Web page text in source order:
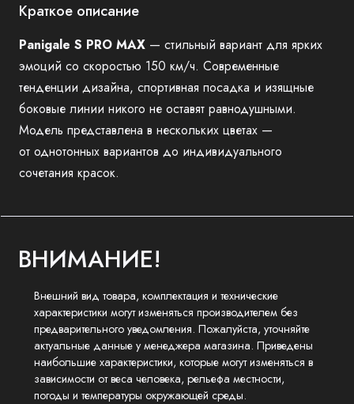
Краткое описание
Panigale S PRO MAX— стильный вариант для ярких
эмоций со скоростью 150 км/ч. Современные
тенденции дизайна, спортивная посадка и изящные
боковые линии никого не оставят равнодушными.
Модель представлена в нескольких цветах —
от однотонных вариантов до индивидуального
сочетания красок.
ВНИМАНИЕ!
Внешний вид товара, комплектация и технические
характеристики могут изменяться производителем без
предварительного уведомления. Пожалуйста, уточняйте
актуальные данные у менеджера магазина. Приведены
наибольшие характеристики, которые могут изменяться в
зависимости от веса человека, рельефа местности,
погоды и температуры окружающей среды.